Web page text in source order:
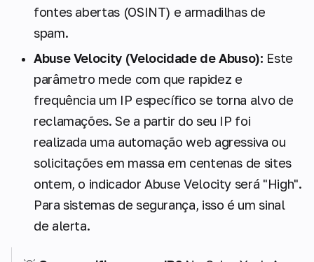
fontes abertas (OSINT) e armadilhas de
spam.
Abuse Velocity (Velocidade de Abuso): Este
parâmetro mede com que rapidez e
frequência um IP específico se torna alvo de
reclamações. Se a partir do seu IP foi
realizada uma automação web agressiva ou
solicitações em massa em centenas de sites
ontem, o indicador Abuse Velocity será "High".
Para sistemas de segurança, isso é um sinal
de alerta.